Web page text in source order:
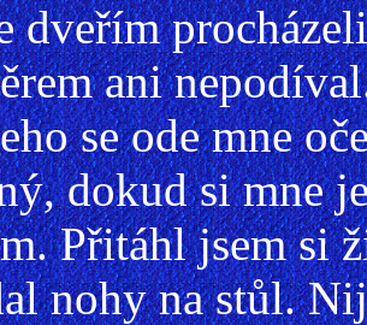
dveřím
ani
se ode mne
dokud si mne
Přitáhl jsem si
nohy na stůl.